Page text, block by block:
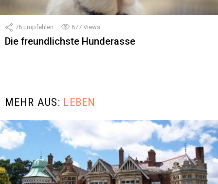
76 Empfehlen 677 Views
Die freundlichste Hunderasse
MEHR AUS: LEBEN